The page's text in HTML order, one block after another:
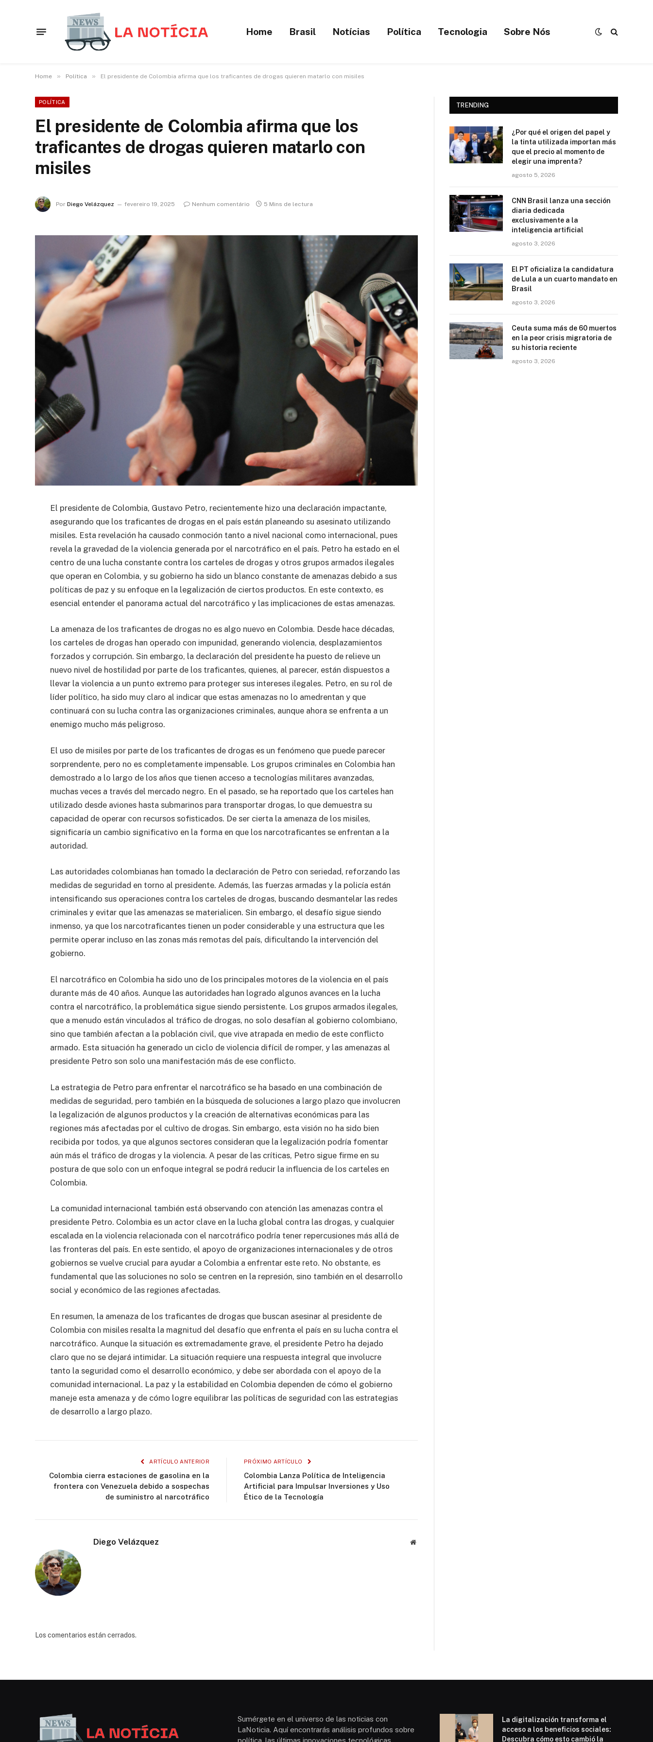
Home Brasil Notícias Política Tecnologia Sobre Nós
Home » Política » El presidente de Colombia afirma que los traficantes de drogas quieren matarlo con misiles
POLÍTICA
El presidente de Colombia afirma que los
traficantes de drogas quieren matarlo con
misiles
Por Diego Velázquez fevereiro 19, 2025 Nenhum comentário 5 Mins de lectura
El presidente de Colombia, Gustavo Petro, recientemente hizo una declaración impactante,
asegurando que los traficantes de drogas en el país están planeando su asesinato utilizando
misiles. Esta revelación ha causado conmoción tanto a nivel nacional como internacional, pues
revela la gravedad de la violencia generada por el narcotráfico en el país. Petro ha estado en el
centro de una lucha constante contra los carteles de drogas y otros grupos armados ilegales
que operan en Colombia, y su gobierno ha sido un blanco constante de amenazas debido a sus
políticas de paz y su enfoque en la legalización de ciertos productos. En este contexto, es
esencial entender el panorama actual del narcotráfico y las implicaciones de estas amenazas.
La amenaza de los traficantes de drogas no es algo nuevo en Colombia. Desde hace décadas,
los carteles de drogas han operado con impunidad, generando violencia, desplazamientos
forzados y corrupción. Sin embargo, la declaración del presidente ha puesto de relieve un
nuevo nivel de hostilidad por parte de los traficantes, quienes, al parecer, están dispuestos a
llevar la violencia a un punto extremo para proteger sus intereses ilegales. Petro, en su rol de
líder político, ha sido muy claro al indicar que estas amenazas no lo amedrentan y que
continuará con su lucha contra las organizaciones criminales, aunque ahora se enfrenta a un
enemigo mucho más peligroso.
El uso de misiles por parte de los traficantes de drogas es un fenómeno que puede parecer
sorprendente, pero no es completamente impensable. Los grupos criminales en Colombia han
demostrado a lo largo de los años que tienen acceso a tecnologías militares avanzadas,
muchas veces a través del mercado negro. En el pasado, se ha reportado que los carteles han
utilizado desde aviones hasta submarinos para transportar drogas, lo que demuestra su
capacidad de operar con recursos sofisticados. De ser cierta la amenaza de los misiles,
significaría un cambio significativo en la forma en que los narcotraficantes se enfrentan a la
autoridad.
Las autoridades colombianas han tomado la declaración de Petro con seriedad, reforzando las
medidas de seguridad en torno al presidente. Además, las fuerzas armadas y la policía están
intensificando sus operaciones contra los carteles de drogas, buscando desmantelar las redes
criminales y evitar que las amenazas se materialicen. Sin embargo, el desafío sigue siendo
inmenso, ya que los narcotraficantes tienen un poder considerable y una estructura que les
permite operar incluso en las zonas más remotas del país, dificultando la intervención del
gobierno.
El narcotráfico en Colombia ha sido uno de los principales motores de la violencia en el país
durante más de 40 años. Aunque las autoridades han logrado algunos avances en la lucha
contra el narcotráfico, la problemática sigue siendo persistente. Los grupos armados ilegales,
que a menudo están vinculados al tráfico de drogas, no solo desafían al gobierno colombiano,
sino que también afectan a la población civil, que vive atrapada en medio de este conflicto
armado. Esta situación ha generado un ciclo de violencia difícil de romper, y las amenazas al
presidente Petro son solo una manifestación más de ese conflicto.
La estrategia de Petro para enfrentar el narcotráfico se ha basado en una combinación de
medidas de seguridad, pero también en la búsqueda de soluciones a largo plazo que involucren
la legalización de algunos productos y la creación de alternativas económicas para las
regiones más afectadas por el cultivo de drogas. Sin embargo, esta visión no ha sido bien
recibida por todos, ya que algunos sectores consideran que la legalización podría fomentar
aún más el tráfico de drogas y la violencia. A pesar de las críticas, Petro sigue firme en su
postura de que solo con un enfoque integral se podrá reducir la influencia de los carteles en
Colombia.
La comunidad internacional también está observando con atención las amenazas contra el
presidente Petro. Colombia es un actor clave en la lucha global contra las drogas, y cualquier
escalada en la violencia relacionada con el narcotráfico podría tener repercusiones más allá de
las fronteras del país. En este sentido, el apoyo de organizaciones internacionales y de otros
gobiernos se vuelve crucial para ayudar a Colombia a enfrentar este reto. No obstante, es
fundamental que las soluciones no solo se centren en la represión, sino también en el desarrollo
social y económico de las regiones afectadas.
En resumen, la amenaza de los traficantes de drogas que buscan asesinar al presidente de
Colombia con misiles resalta la magnitud del desafío que enfrenta el país en su lucha contra el
narcotráfico. Aunque la situación es extremadamente grave, el presidente Petro ha dejado
claro que no se dejará intimidar. La situación requiere una respuesta integral que involucre
tanto la seguridad como el desarrollo económico, y debe ser abordada con el apoyo de la
comunidad internacional. La paz y la estabilidad en Colombia dependen de cómo el gobierno
maneje esta amenaza y de cómo logre equilibrar las políticas de seguridad con las estrategias
de desarrollo a largo plazo.
ARTÍCULO ANTERIOR
Colombia cierra estaciones de gasolina en la
frontera con Venezuela debido a sospechas
de suministro al narcotráfico
PRÓXIMO ARTÍCULO
Colombia Lanza Política de Inteligencia
Artificial para Impulsar Inversiones y Uso
Ético de la Tecnología
Diego Velázquez Website
Los comentarios están cerrados.
TRENDING
¿Por qué el origen del papel y
la tinta utilizada importan más
que el precio al momento de
elegir una imprenta?
agosto 5, 2026
CNN Brasil lanza una sección
diaria dedicada
exclusivamente a la
inteligencia artificial
agosto 3, 2026
El PT oficializa la candidatura
de Lula a un cuarto mandato en
Brasil
agosto 3, 2026
Ceuta suma más de 60 muertos
en la peor crisis migratoria de
su historia reciente
agosto 3, 2026
Sumérgete en el universo de las noticias con
LaNoticia. Aquí encontrarás análisis profundos sobre
política, las últimas innovaciones tecnológicas,
La digitalización transforma el
acceso a los beneficios sociales:
Descubra cómo esto cambió la